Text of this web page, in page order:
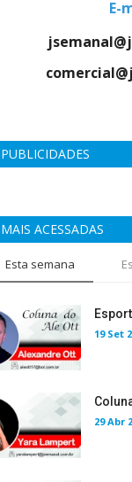
E-
PUBLICIDADES
MAIS ACESSADAS
Esta semana
19 Set
29 Abr